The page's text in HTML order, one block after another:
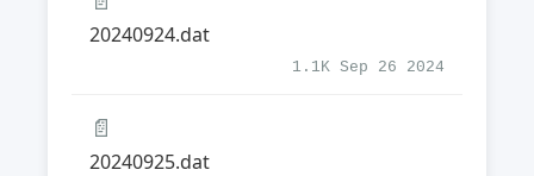
20240924.dat
1.1K Sep 26 2024
📄
20240925.dat